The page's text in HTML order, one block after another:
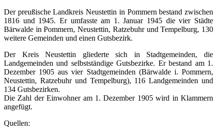
Der preußische Landkreis Neustettin in Pommern bestand zwischen
1816 und 1945. Er umfasste am 1. Januar 1945 die vier Städte
Bärwalde in Pommern, Neustettin, Ratzebuhr und Tempelburg, 130
weitere Gemeinden und einen Gutsbezirk.
Der Kreis Neustettin gliederte sich in Stadtgemeinden, die
Landgemeinden und selbstständige Gutsbezirke. Er bestand am 1.
Dezember 1905 aus vier Stadtgemeinden (Bärwalde i. Pommern,
Neustettin, Ratzebuhr und Tempelburg), 116 Landgemeinden und
134 Gutsbezirken.
Die Zahl der Einwohner am 1. Dezember 1905 wird in Klammern
angefügt.
Quellen: